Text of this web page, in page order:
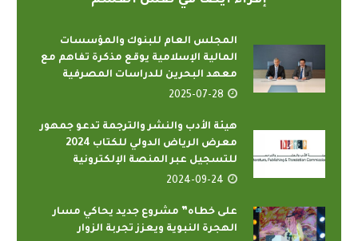
المجلس العام للبنوك والمؤسسات
المالية الإسلامية يوقع مذكرة تفاهم مع
معهد البحرين للدراسات المصرفية
2025-07-28
هيئة الأدب والنشر والترجمة تدعو جمهور
معرض الرياض الدولي للكتاب 2024
للتسجيل عبر المنصة الإلكترونية
2024-09-24
على خطاه” مشروع جديد يحاكي مسار
الهجرة النبوية ويعزز تجربة الزوار